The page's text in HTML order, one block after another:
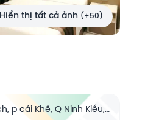
Hiển thị tất cả ảnh (+50)
p cái Khế, Q Ninh Kiều,